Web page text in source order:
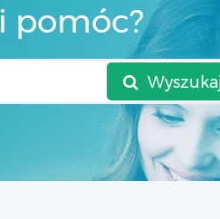
pomóc?